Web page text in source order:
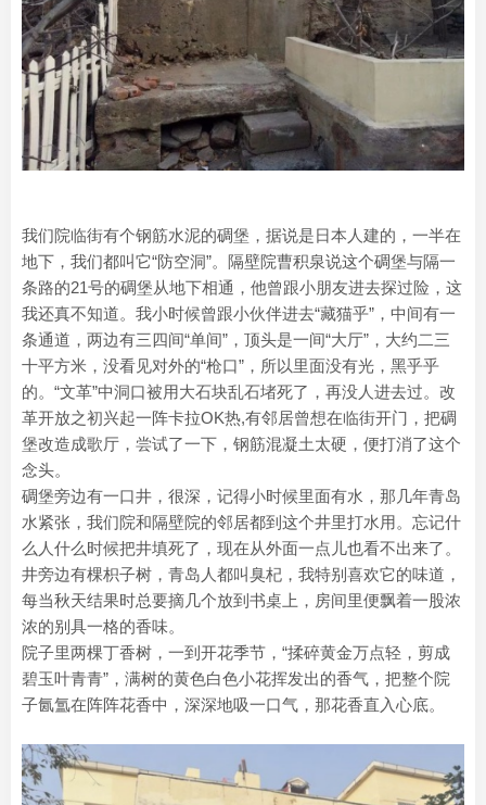
我们院临街有个钢筋水泥的碉堡，据说是日本人建的，一半在
地下，我们都叫它“防空洞”。隔壁院曹积泉说这个碉堡与隔一
条路的21号的碉堡从地下相通，他曾跟小朋友进去探过险，这
我还真不知道。我小时候曾跟小伙伴进去“藏猫乎”，中间有一
条通道，两边有三四间“单间”，顶头是一间“大厅”，大约二三
十平方米，没看见对外的“枪口”，所以里面没有光，黑乎乎
的。“文革”中洞口被用大石块乱石堵死了，再没人进去过。改
革开放之初兴起一阵卡拉OK热,有邻居曾想在临街开门，把碉
堡改造成歌厅，尝试了一下，钢筋混凝土太硬，便打消了这个
念头。
碉堡旁边有一口井，很深，记得小时候里面有水，那几年青岛
水紧张，我们院和隔壁院的邻居都到这个井里打水用。忘记什
么人什么时候把井填死了，现在从外面一点儿也看不出来了。
井旁边有棵枳子树，青岛人都叫臭杞，我特别喜欢它的味道，
每当秋天结果时总要摘几个放到书桌上，房间里便飘着一股浓
浓的别具一格的香味。
院子里两棵丁香树，一到开花季节，“揉碎黄金万点轻，剪成
碧玉叶青青”，满树的黄色白色小花挥发出的香气，把整个院
子氤氲在阵阵花香中，深深地吸一口气，那花香直入心底。